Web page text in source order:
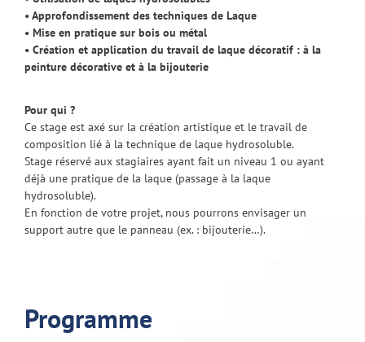
• Approfondissement des techniques de Laque
• Mise en pratique sur bois ou métal
• Création et application du travail de laque décoratif : à la
peinture décorative et à la bijouterie
Pour qui ?
Ce stage est axé sur la création artistique et le travail de
composition lié à la technique de laque hydrosoluble.
Stage réservé aux stagiaires ayant fait un niveau 1 ou ayant
déjà une pratique de la laque (passage à la laque
hydrosoluble).
En fonction de votre projet, nous pourrons envisager un
support autre que le panneau (ex. : bijouterie…).
Programme